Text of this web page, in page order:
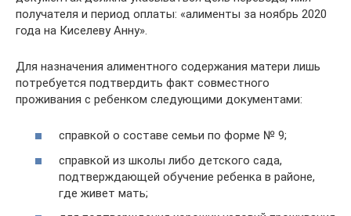
получателя и период оплаты: «алименты за ноябрь 2020
года на Киселеву Анну».
Для назначения алиментного содержания матери лишь
потребуется подтвердить факт совместного
проживания с ребенком следующими документами:
справкой о составе семьи по форме № 9;
справкой из школы либо детского сада,
подтверждающей обучение ребенка в районе,
где живет мать;